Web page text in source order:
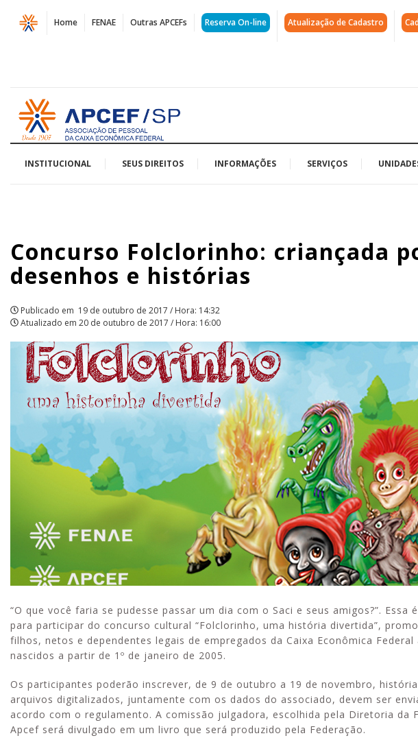
Página
Concurso
criançada
pode
participar
com
histórias
|
APCEF/SP
Home FENAE Outras APCEFs Reserva On-line Atualização de Cadastro
Acessar
página
inicial
INSTITUCIONAL SEUS DIREITOS INFORMAÇÕES SERVIÇOS
Concurso Folclorinho: criançada
desenhos e histórias
Publicado em 19 de outubro de 2017 / Hora: 14:32
Atualizado em 20 de outubro de 2017 / Hora: 16:00
“O que você faria se pudesse passar um dia com o Saci e seus amigos?”.
para participar do concurso cultural “Folclorinho, uma história divertida”,
filhos, netos e dependentes legais de empregados da Caixa Econômica
nascidos a partir de 1º de janeiro de 2005.
Os participantes poderão inscrever, de 9 de outubro a 19 de novembro,
arquivos digitalizados, juntamente com os dados do associado, devem ser
acordo com o regulamento. A comissão julgadora, escolhida pela Diretoria da
Apcef será divulgado em um livro que será produzido pela Federação.
Aproveite a parceria da Apcef
com o Sesi e invista em saúde
e momentos de lazer!
Alerta:
WhatsApp
enviar
sobre